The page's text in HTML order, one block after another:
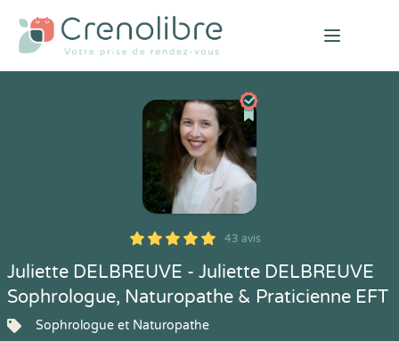
Open
5
1
5
43 43 avis
Juliette DELBREUVE - Juliette DELBREUVE
Sophrologue, Naturopathe & Praticienne EFT
Sophrologue et Naturopathe